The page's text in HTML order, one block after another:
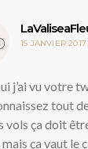
15 JANVIER
j’ai vu votre
tout
vols ça doit
ça vaut le